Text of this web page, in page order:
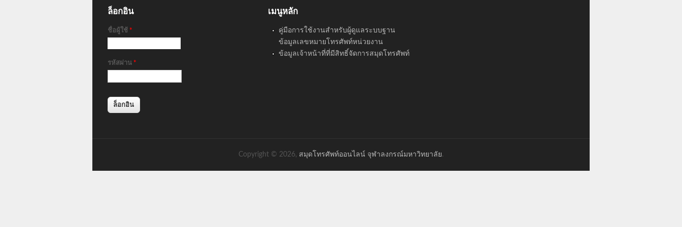
ล็อกอิน
ชื่อผู้ใช้ *
รหัสผ่าน *
เมนูหลัก
คู่มือการใช้งานสำหรับผู้ดูแลระบบฐาน
ข้อมูลเลขหมายโทรศัพท์หน่วยงาน
ข้อมูลเจ้าหน้าที่ที่มีสิทธิ์จัดการสมุดโทรศัพท์
Copyright © 2026, สมุดโทรศัพท์ออนไลน์ จุฬาลงกรณ์มหาวิทยาลัย.